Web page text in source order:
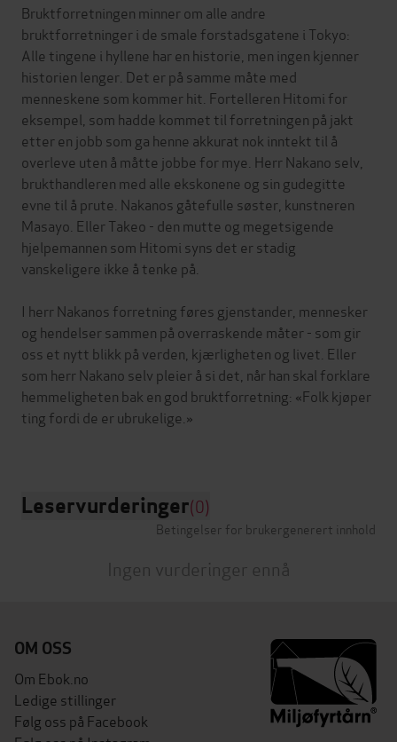
Bruktforretningen minner om alle andre
bruktforretninger i de smale forstadsgatene i Tokyo:
Alle tingene i hyllene har en historie, men ingen kjenner
historien lenger. Det er på samme måte med
menneskene som kommer hit. Fortelleren Hitomi for
eksempel, som hadde kommet til forretningen på jakt
etter en jobb som ga henne akkurat nok inntekt til å
overleve uten å måtte jobbe for mye. Herr Nakano selv,
brukthandleren med alle ekskonene og sin gudegitte
evne til å prute. Nakanos gåtefulle søster, kunstneren
Masayo. Eller Takeo - den mutte og megetsigende
hjelpemannen som Hitomi syns det er stadig
vanskeligere ikke å tenke på.
I herr Nakanos forretning føres gjenstander, mennesker
og hendelser sammen på overraskende måter - som gir
oss et nytt blikk på verden, kjærligheten og livet. Eller
som herr Nakano selv pleier å si det, når han skal forklare
hemmeligheten bak en god bruktforretning: «Folk kjøper
ting fordi de er ubrukelige.»
Leservurderinger(0)
Betingelser for brukergenerert innhold
Ingen vurderinger ennå
OM OSS
Om Ebok.no
Ledige stillinger
Følg oss på Facebook